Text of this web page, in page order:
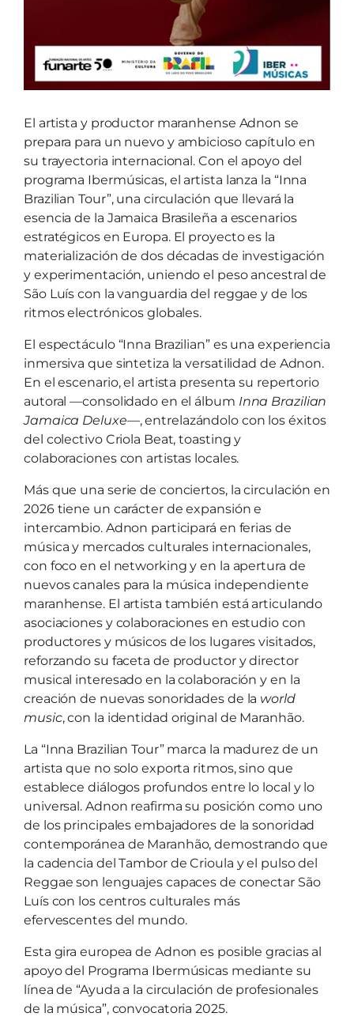
El artista y productor maranhense Adnon se
prepara para un nuevo y ambicioso capítulo en
su trayectoria internacional. Con el apoyo del
programa Ibermúsicas, el artista lanza la “Inna
Brazilian Tour”, una circulación que llevará la
esencia de la Jamaica Brasileña a escenarios
estratégicos en Europa. El proyecto es la
materialización de dos décadas de investigación
y experimentación, uniendo el peso ancestral de
São Luís con la vanguardia del reggae y de los
ritmos electrónicos globales.
El espectáculo “Inna Brazilian” es una experiencia
inmersiva que sintetiza la versatilidad de Adnon.
En el escenario, el artista presenta su repertorio
autoral —consolidado en el álbum Inna Brazilian
Jamaica Deluxe—, entrelazándolo con los éxitos
del colectivo Criola Beat, toasting y
colaboraciones con artistas locales.
Más que una serie de conciertos, la circulación en
2026 tiene un carácter de expansión e
intercambio. Adnon participará en ferias de
música y mercados culturales internacionales,
con foco en el networking y en la apertura de
nuevos canales para la música independiente
maranhense. El artista también está articulando
asociaciones y colaboraciones en estudio con
productores y músicos de los lugares visitados,
reforzando su faceta de productor y director
musical interesado en la colaboración y en la
creación de nuevas sonoridades de la world
music, con la identidad original de Maranhão.
La “Inna Brazilian Tour” marca la madurez de un
artista que no solo exporta ritmos, sino que
establece diálogos profundos entre lo local y lo
universal. Adnon reafirma su posición como uno
de los principales embajadores de la sonoridad
contemporánea de Maranhão, demostrando que
la cadencia del Tambor de Crioula y el pulso del
Reggae son lenguajes capaces de conectar São
Luís con los centros culturales más
efervescentes del mundo.
Esta gira europea de Adnon es posible gracias al
apoyo del Programa Ibermúsicas mediante su
línea de “Ayuda a la circulación de profesionales
de la música”, convocatoria 2025.